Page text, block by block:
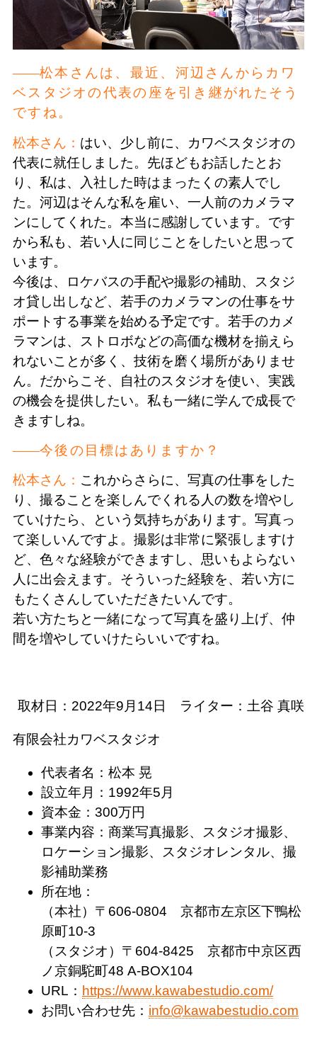
松本さんは、最近、河辺さんからカワ
ベスタジオの代表の座を引き継がれたそう
ですね。
松本さん： はい、少し前に、カワベスタジオの
代表に就任しました。先ほどもお話したとお
り、私は、入社した時はまったくの素人でし
た。河辺はそんな私を雇い、一人前のカメラマ
ンにしてくれた。本当に感謝しています。です
から私も、若い人に同じことをしたいと思って
います。
今後は、ロケバスの手配や撮影の補助、スタジ
オ貸し出しなど、若手のカメラマンの仕事をサ
ポートする事業を始める予定です。若手のカメ
ラマンは、ストロボなどの高価な機材を揃えら
れないことが多く、技術を磨く場所がありませ
ん。だからこそ、自社のスタジオを使い、実践
の機会を提供したい。私も一緒に学んで成長で
きますしね。
今後の目標はありますか？
松本さん： これからさらに、写真の仕事をした
り、撮ることを楽しんでくれる人の数を増やし
ていけたら、という気持ちがあります。写真っ
て楽しいんですよ。撮影は非常に緊張しますけ
ど、色々な経験ができますし、思いもよらない
人に出会えます。そういった経験を、若い方に
もたくさんしていただきたいんです。
若い方たちと一緒になって写真を盛り上げ、仲
間を増やしていけたらいいですね。
取材日：2022年9月14日 ライター：土谷 真咲
有限会社カワベスタジオ
代表者名：松本 晃
設立年月：1992年5月
資本金：300万円
事業内容：商業写真撮影、スタジオ撮影、
ロケーション撮影、スタジオレンタル、撮
影補助業務
所在地：
（本社）〒606-0804 京都市左京区下鴨松
原町10-3
（スタジオ）〒604-8425 京都市中京区西
ノ京銅駝町48 A-BOX104
URL： https://www.kawabestudio.com/
お問い合わせ先： info@kawabestudio.com